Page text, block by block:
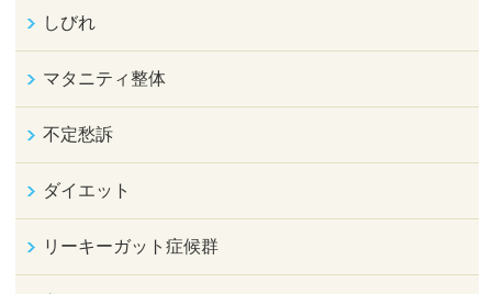
しびれ
マタニティ整体
不定愁訴
ダイエット
リーキーガット症候群